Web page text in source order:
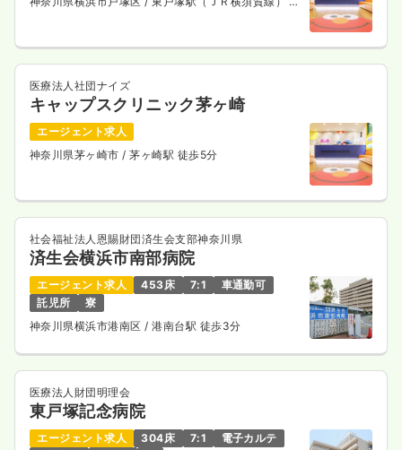
医療法人社団ナイズ
キャップスクリニック茅ヶ崎
エージェント求人
神奈川県茅ヶ崎市/ 茅ヶ崎駅 徒歩5分
社会福祉法人恩賜財団済生会支部神奈川県
済生会横浜市南部病院
エージェント求人 453床 7:1
車通勤可
託児所
寮
神奈川県横浜市港南区/ 港南台駅 徒歩3分
医療法人財団明理会
東戸塚記念病院
エージェント求人 304床 7:1
電子カルテ